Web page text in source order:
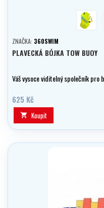
žlutá
ZNAČKA: 360SWIM
PLAVECKÁ BÓJKA TOW BUOY
Váš vysoce viditelný společník pro
625 Kč
 Koupit